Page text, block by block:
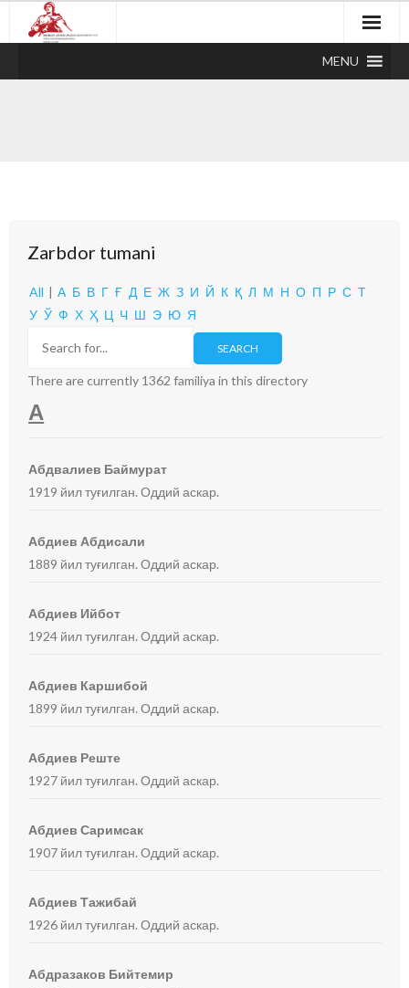
MENU
Zarbdor tumani
All | А Б В Г Ғ Д Е Ж З И Й К Қ Л М Н О П Р С Т
У Ў Ф Х Ҳ Ц Ч Ш Э Ю Я
There are currently 1362 familiya in this directory
А
Абдвалиев Баймурат
1919 йил туғилган. Оддий аскар.
Абдиев Абдисали
1889 йил туғилган. Оддий аскар.
Абдиев Ийбот
1924 йил туғилган. Оддий аскар.
Абдиев Каршибой
1899 йил туғилган. Оддий аскар.
Абдиев Реште
1927 йил туғилган. Оддий аскар.
Абдиев Саримсак
1907 йил туғилган. Оддий аскар.
Абдиев Тажибай
1926 йил туғилган. Оддий аскар.
Абдразаков Бийтемир